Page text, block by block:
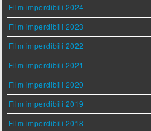
Film imperdibili 2024
Film imperdibili 2023
Film imperdibili 2022
Film imperdibili 2021
Film imperdibili 2020
Film imperdibili 2019
Film imperdibili 2018